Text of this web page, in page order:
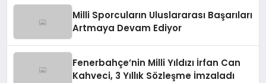
Milli Sporcuların Uluslararası Başarıları
Artmaya Devam Ediyor
Fenerbahçe’nin Milli Yıldızı İrfan Can
Kahveci, 3 Yıllık Sözleşme İmzaladı